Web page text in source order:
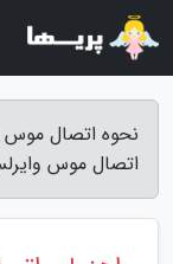
نحوه اتصال موس
اتصال موس